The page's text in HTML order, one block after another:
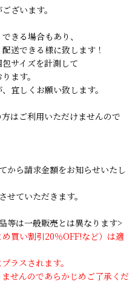
ざいます。
きる場合もあり、
送できる様に致します！
サイズを計測して
ます。
宜しくお願い致します。
はご利用いただけませんので
から請求金額をお知らせいたし
ていただきます。
等は一般販売とは異なります>
買い割引20％OFF!など）は適
ラスされます。
せんのであらかじめご了承くだ